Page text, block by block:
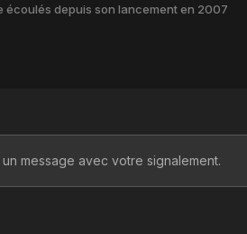
écoulés depuis son lancement en 2007
message avec votre signalement.